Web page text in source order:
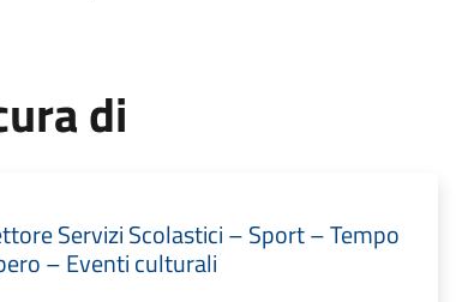
di
Servizi Scolastici – Sport – Tempo
– Eventi culturali